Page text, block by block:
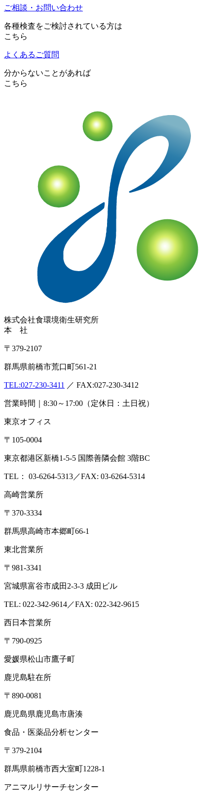
ご相談・お問い合わせ
各種検査をご検討されている方は
こちら
よくあるご質問
分からないことがあれば
こちら
株式会社食環境衛生研究所
本 社
〒379-2107
群馬県前橋市荒口町561-21
TEL:027-230-3411 ／ FAX:027-230-3412
営業時間｜8:30～17:00（定休日：土日祝）
東京オフィス
〒105-0004
東京都港区新橋1-5-5 国際善隣会館 3階BC
TEL： 03-6264-5313／FAX: 03-6264-5314
高崎営業所
〒370-3334
群馬県高崎市本郷町66-1
東北営業所
〒981-3341
宮城県富谷市成田2-3-3 成田ビル
TEL: 022-342-9614／FAX: 022-342-9615
西日本営業所
〒790-0925
愛媛県松山市鷹子町
鹿児島駐在所
〒890-0081
鹿児島県鹿児島市唐湊
食品・医薬品分析センター
〒379-2104
群馬県前橋市西大室町1228-1
アニマルリサーチセンター